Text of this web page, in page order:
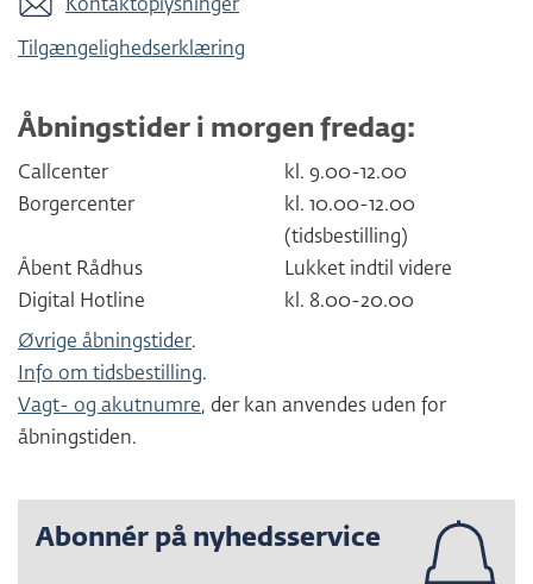
Kontaktoplysninger
Tilgængelighedserklæring
Åbningstider i morgen fredag:
Callcenter
kl. 9.00-12.00
Borgercenter
kl. 10.00-12.00
(tidsbestilling)
Åbent Rådhus
Lukket indtil videre
Digital Hotline
kl. 8.00-20.00
Øvrige åbningstider.
Info om tidsbestilling.
Vagt- og akutnumre, der kan anvendes uden for
åbningstiden.
Abonnér på nyhedsservice